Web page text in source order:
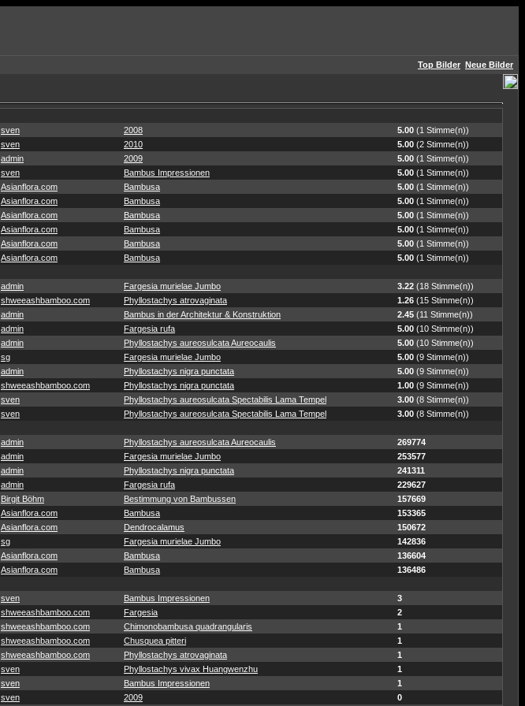
Top Bilder Neue Bilder
sven 2008 5.00 (1 Stimme(n))
sven 2010 5.00 (2 Stimme(n))
admin 2009 5.00 (1 Stimme(n))
sven Bambus Impressionen 5.00 (1 Stimme(n))
Asianflora.com Bambusa 5.00 (1 Stimme(n))
Asianflora.com Bambusa 5.00 (1 Stimme(n))
Asianflora.com Bambusa 5.00 (1 Stimme(n))
Asianflora.com Bambusa 5.00 (1 Stimme(n))
Asianflora.com Bambusa 5.00 (1 Stimme(n))
Asianflora.com Bambusa 5.00 (1 Stimme(n))
admin Fargesia murielae Jumbo 3.22 (18 Stimme(n))
shweeashbamboo.com Phyllostachys atrovaginata 1.26 (15 Stimme(n))
admin Bambus in der Architektur & Konstruktion 2.45 (11 Stimme(n))
admin Fargesia rufa 5.00 (10 Stimme(n))
admin Phyllostachys aureosulcata Aureocaulis 5.00 (10 Stimme(n))
sg Fargesia murielae Jumbo 5.00 (9 Stimme(n))
admin Phyllostachys nigra punctata 5.00 (9 Stimme(n))
shweeashbamboo.com Phyllostachys nigra punctata 1.00 (9 Stimme(n))
sven Phyllostachys aureosulcata Spectabilis Lama Tempel 3.00 (8 Stimme(n))
sven Phyllostachys aureosulcata Spectabilis Lama Tempel 3.00 (8 Stimme(n))
admin Phyllostachys aureosulcata Aureocaulis
269774
admin Fargesia murielae Jumbo
253577
admin Phyllostachys nigra punctata
241311
admin Fargesia rufa
229627
Birgit Böhm Bestimmung von Bambussen
157669
Asianflora.com Bambusa
153365
Asianflora.com Dendrocalamus
150672
sg Fargesia murielae Jumbo
142836
Asianflora.com Bambusa
136604
Asianflora.com Bambusa
136486
sven Bambus Impressionen
3
shweeashbamboo.com Fargesia
2
shweeashbamboo.com Chimonobambusa quadrangularis
1
shweeashbamboo.com Chusquea pitteri
1
shweeashbamboo.com Phyllostachys atrovaginata
1
sven Phyllostachys vivax Huangwenzhu
1
sven Bambus Impressionen
1
sven 2009 0